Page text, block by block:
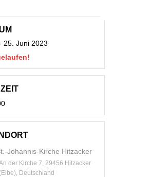
25. Juni 2023
Johannis-Kirche Hitzacker
der Kirche 7, 29456 Hitzacker
(Elbe), Deutschland